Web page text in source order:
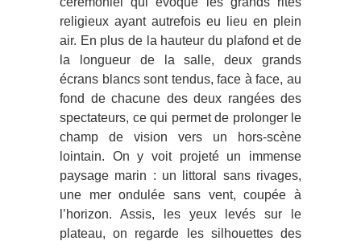
religieux ayant autrefois eu lieu en plein
air. En plus de la hauteur du plafond et de
la longueur de la salle, deux grands
écrans blancs sont tendus, face à face, au
fond de chacune des deux rangées des
spectateurs, ce qui permet de prolonger le
champ de vision vers un hors-scène
lointain. On y voit projeté un immense
paysage marin : un littoral sans rivages,
une mer ondulée sans vent, coupée à
l’horizon. Assis, les yeux levés sur le
plateau, on regarde les silhouettes des